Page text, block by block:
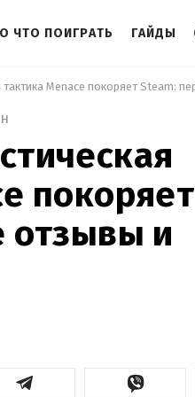
ЧТО ПОИГРАТЬ ГАЙДЫ
покоряет
отзывы и